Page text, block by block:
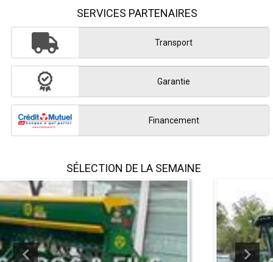
SERVICES PARTENAIRES
Transport
Garantie
Financement
SÉLECTION DE LA SEMAINE